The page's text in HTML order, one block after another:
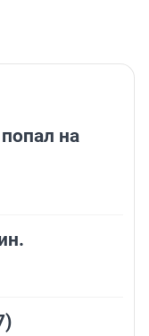
на